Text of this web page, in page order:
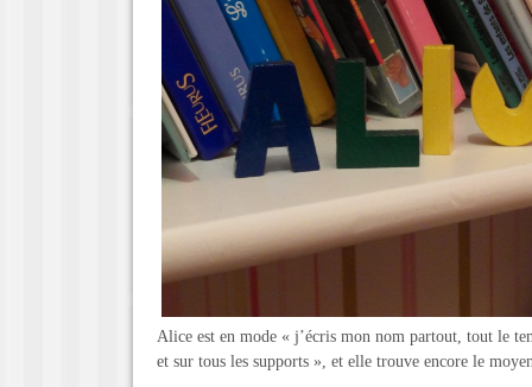
Alice est en mode « j’écris mon nom partout, tout le
et sur tous les supports », et elle trouve encore le